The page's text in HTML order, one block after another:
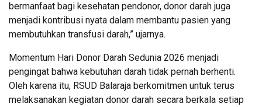
bermanfaat bagi kesehatan pendonor, donor darah juga
menjadi kontribusi nyata dalam membantu pasien yang
membutuhkan transfusi darah,” ujarnya.
Momentum Hari Donor Darah Sedunia 2026 menjadi
pengingat bahwa kebutuhan darah tidak pernah berhenti.
Oleh karena itu, RSUD Balaraja berkomitmen untuk terus
melaksanakan kegiatan donor darah secara berkala setiap